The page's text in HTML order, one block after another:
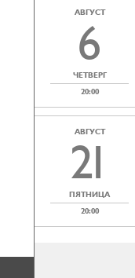
АВГУСТ
6
ЧЕТВЕРГ
20:00
АВГУСТ
21
ПЯТНИЦА
20:00